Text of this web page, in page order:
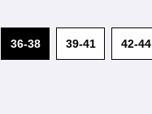
36-38 39-41 42-44